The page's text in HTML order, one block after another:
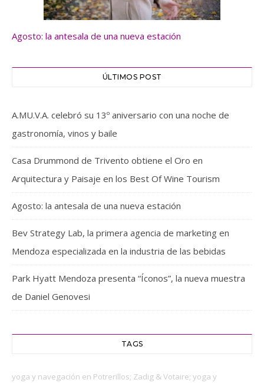
Agosto: la antesala de una nueva estación
ÚLTIMOS POST
A.MU.V.A. celebró su 13º aniversario con una noche de
gastronomía, vinos y baile
Casa Drummond de Trivento obtiene el Oro en
Arquitectura y Paisaje en los Best Of Wine Tourism
Agosto: la antesala de una nueva estación
Bev Strategy Lab, la primera agencia de marketing en
Mendoza especializada en la industria de las bebidas
Park Hyatt Mendoza presenta “Íconos”, la nueva muestra
de Daniel Genovesi
TAGS
yoga y navegación en Potrerillos; Zadig & Votaire; yoga y